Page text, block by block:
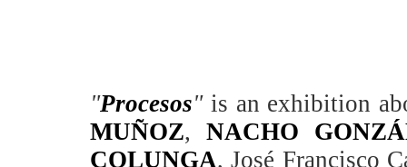
"Procesos"is an exhibition
MUÑOZ,NACHO
COLUNGA, José Francisco